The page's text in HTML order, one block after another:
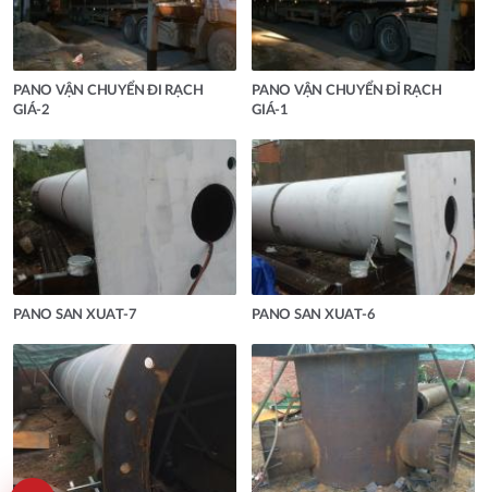
PANO VẬN CHUYỂN ĐI RẠCH
GIÁ-2
PANO VẬN CHUYỂN ĐỈ RẠCH
GIÁ-1
PANO SAN XUAT-7 PANO SAN XUAT-6